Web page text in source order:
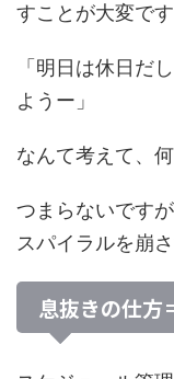
すことが大変です
「明日は休日だ
ようー」
なんて考えて、
つまらないです
スパイラルを崩
息抜きの仕方